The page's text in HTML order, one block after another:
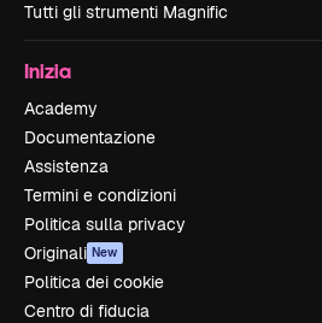
Tutti gli strumenti Magnific
Inizia
Academy
Documentazione
Assistenza
Termini e condizioni
Politica sulla privacy
Originali New
Politica dei cookie
Centro di fiducia